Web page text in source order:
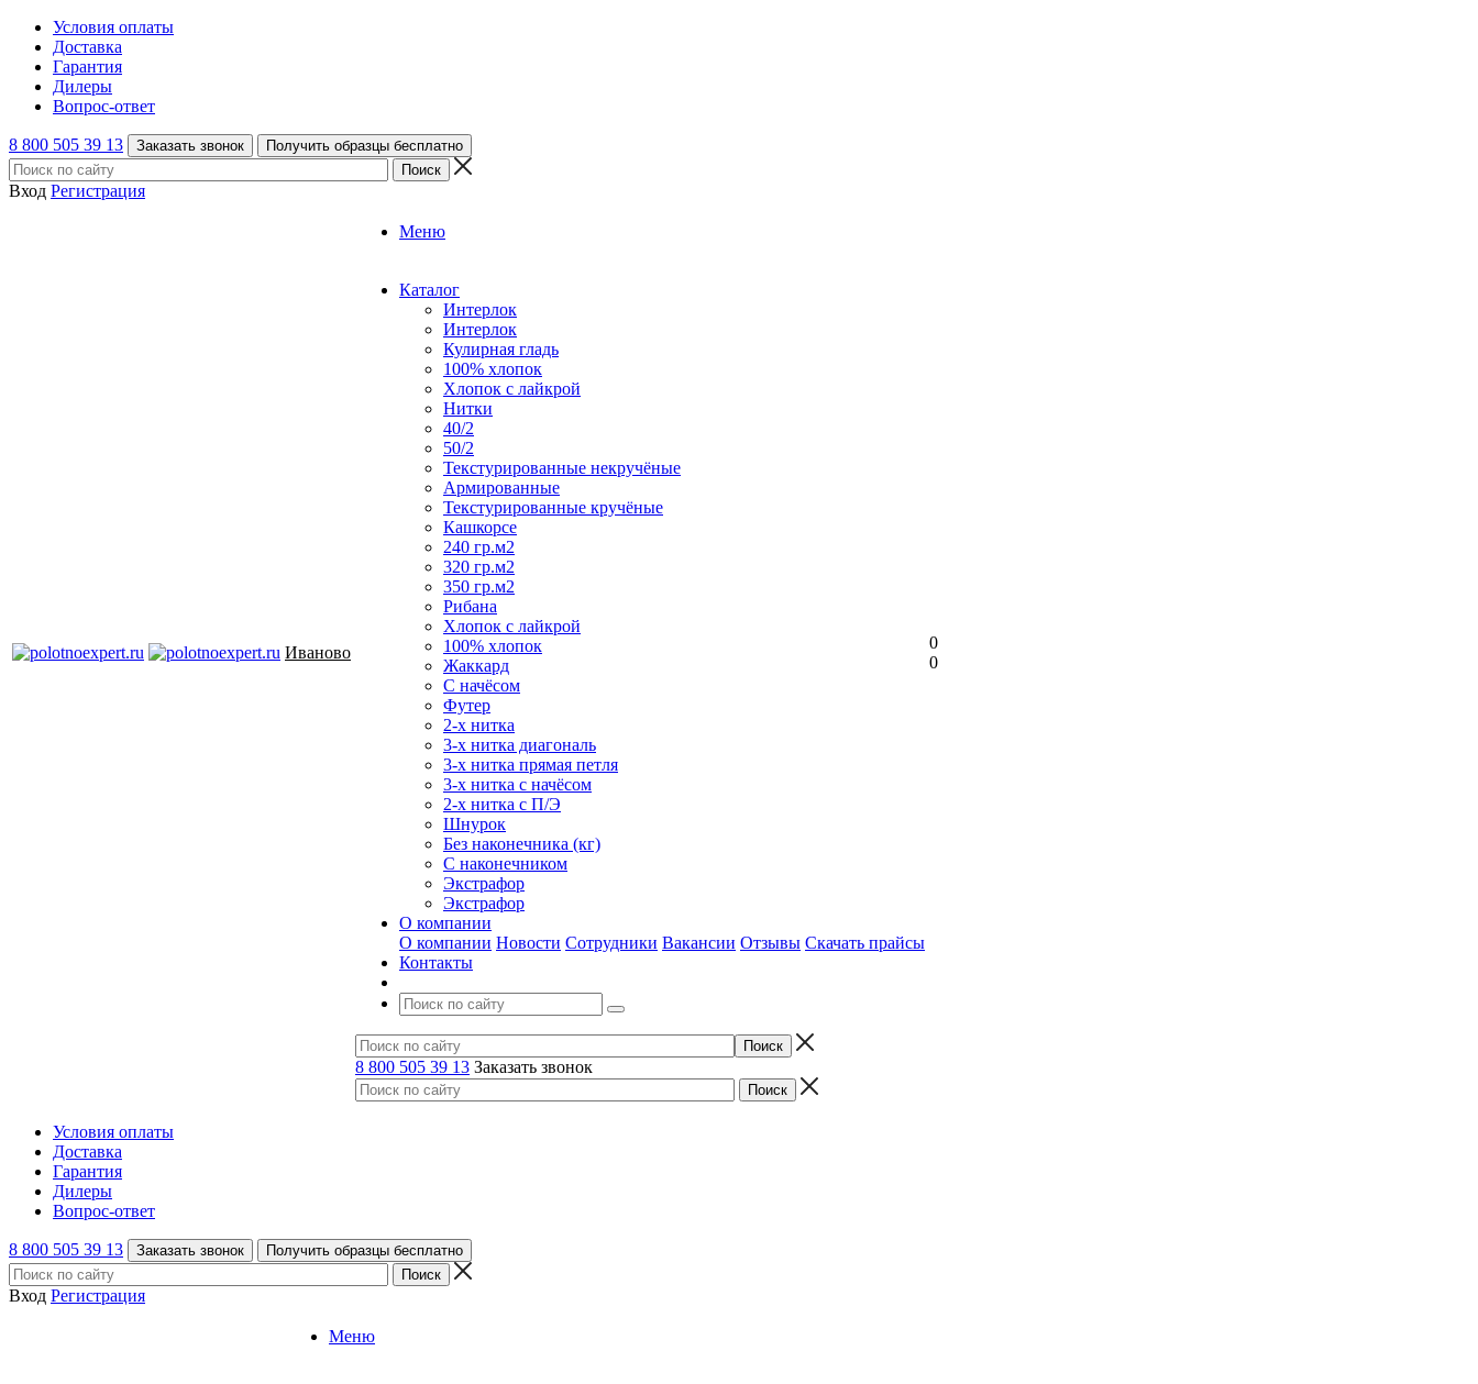
Условия оплаты
Доставка
Гарантия
Дилеры
Вопрос-ответ
8 800 505 39 13 Заказать звонок Получить образцы бесплатно
Вход Регистрация
Иваново
Меню
Каталог
Интерлок
Интерлок
Кулирная гладь
100% хлопок
Хлопок с лайкрой
Нитки
40/2
50/2
Текстурированные некручёные
Армированные
Текстурированные кручёные
Кашкорсе
240 гр.м2
320 гр.м2
350 гр.м2
Рибана
Хлопок с лайкрой
100% хлопок
Жаккард
С начёсом
Футер
2-х нитка
3-х нитка диагональ
3-х нитка прямая петля
3-х нитка с начёсом
2-х нитка с П/Э
Шнурок
Без наконечника (кг)
С наконечником
Экстрафор
Экстрафор
О компании
О компании Новости Сотрудники Вакансии Отзывы Скачать прайсы
Контакты
8 800 505 39 13 Заказать звонок
0
0
Условия оплаты
Доставка
Гарантия
Дилеры
Вопрос-ответ
8 800 505 39 13 Заказать звонок Получить образцы бесплатно
Вход Регистрация
Меню